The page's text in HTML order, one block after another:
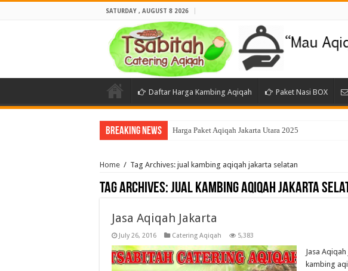
SATURDAY , AUGUST 8 2026
Daftar Harga Kambing Aqiqah Paket Nasi BOX
Breaking News Harga Paket Aqiqah Jakarta Utara 2025
Home / Tag Archives: jual kambing aqiqah jakarta selatan
Tag Archives:jual kambing aqiqah jakarta
Jasa Aqiqah Jakarta
July 26, 2016 Catering Aqiqah 5,383
Jasa
kambing